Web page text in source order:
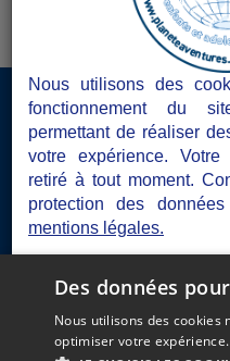
Accès
Les atouts de
Les
Blogs de
C.G.V
Nous utilisons des
fonctionnement du
permettant de réaliser
votre expérience.
retiré à tout moment.
protection des
mentions légales.
Gerer mes cookies
Des données
Nous utilisons des
optimiser votre expérience.